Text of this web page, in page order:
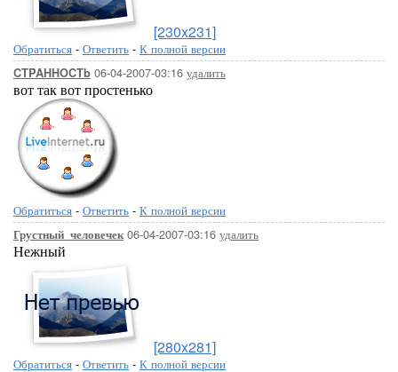
[230x231]
Обратиться - Ответить - К полной версии
CTPAHHOCTb 06-04-2007-03:16 удалить
вот так вот простенько
Обратиться - Ответить - К полной версии
Грустный_человечек06-04-2007-03:16 удалить
Нежный
[280x281]
Обратиться - Ответить - К полной версии